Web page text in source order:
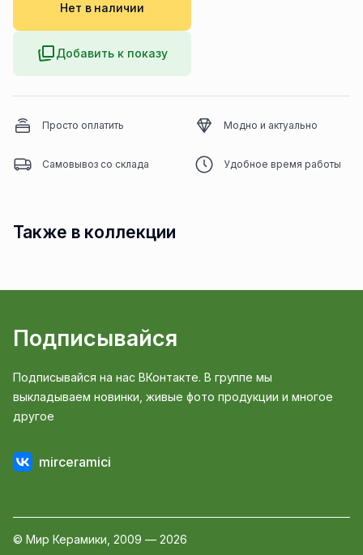
Нет в наличии
Добавить к показу
Просто оплатить Модно и актуально
Самовывоз со склада Удобное время работы
Также в коллекции
Подписывайся
Подписывайся на нас ВКонтакте. В группе мы
выкладываем новинки, живые фото продукции и многое
другое
mirceramici
© Мир Керамики, 2009 — 2026